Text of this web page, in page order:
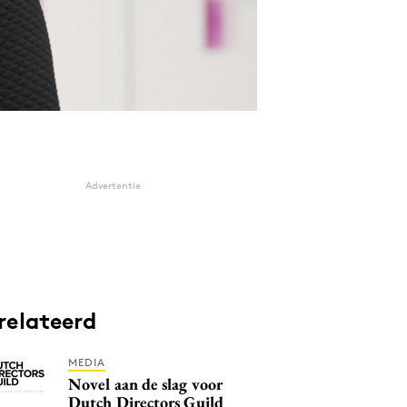
Advertentie
MEDIA
Novel aan de slag voor
Dutch Directors Guild